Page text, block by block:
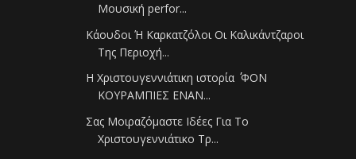
Μουσική perfor...
Κάουδοι Ή Καρκατζόλοι Οι Καλικάντζαροι
Της Περιοχή...
Η Χριστουγεννιάτικη ιστορία ΄΄ ΦΟΝ
ΚΟΥΡΑΜΠΙΕΣ ΕΝΑΝ...
Σας Μοιραζόμαστε Ιδέες Για Το
Χριστουγεννιάτικο Τρ...